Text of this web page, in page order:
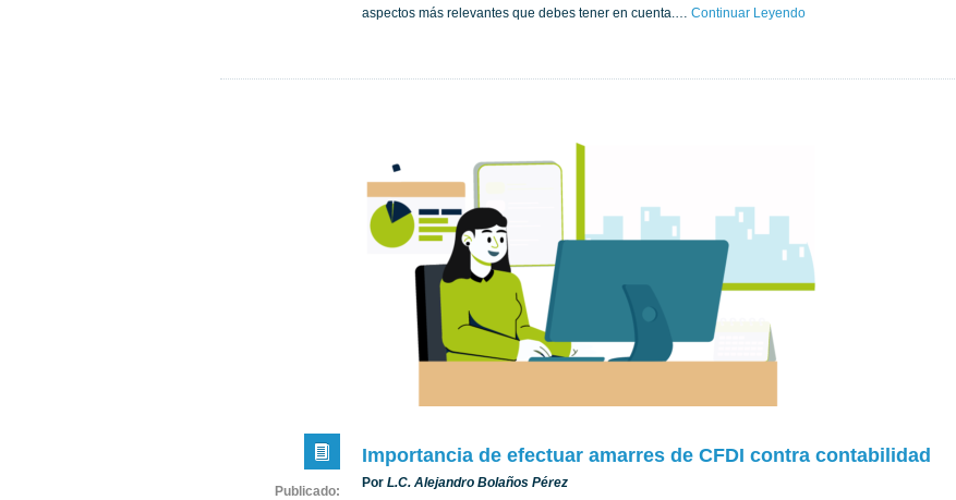
aspectos más relevantes que debes tener en cuenta.… Continuar Leyendo
Importancia de efectuar amarres de CFDI contra contabilidad
Por L.C. Alejandro Bolaños Pérez
Publicado: